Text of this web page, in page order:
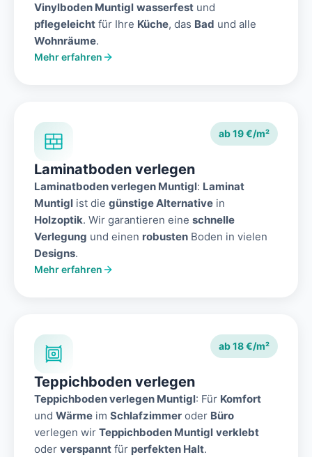
Vinylboden Muntigl wasserfest und
pflegeleicht für Ihre Küche, das Bad und alle
Wohnräume.
Mehr erfahren
ab 19 €/m²
Laminatboden verlegen
Laminatboden verlegen Muntigl: Laminat
Muntigl ist die günstige Alternative in
Holzoptik. Wir garantieren eine schnelle
Verlegung und einen robusten Boden in vielen
Designs.
Mehr erfahren
ab 18 €/m²
Teppichboden verlegen
Teppichboden verlegen Muntigl: Für Komfort
und Wärme im Schlafzimmer oder Büro
verlegen wir Teppichboden Muntigl verklebt
oder verspannt für perfekten Halt.